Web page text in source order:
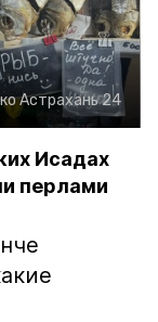
Астрахань 24
Исадах
перлами